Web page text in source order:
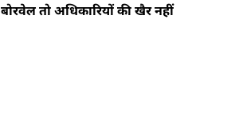
बोरवेल तो अधिकारियों की खैर नहीं